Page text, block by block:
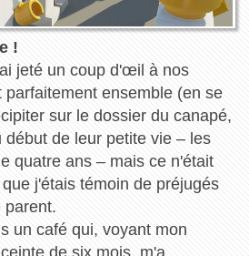
!
jeté un coup d'œil à nos
ensemble (en se
sur le dossier du canapé,
début de leur petite vie – les
quatre ans – mais ce n'était
j'étais témoin de préjugés
parent.
un café qui, voyant mon